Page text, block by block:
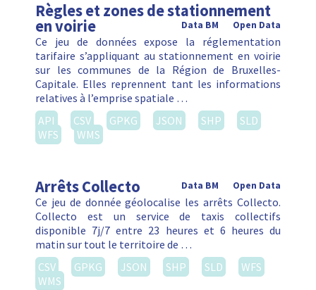
Règles et zones de stationnement
en voirie Open Data
Data BM
Ce jeu de données expose la réglementation
tarifaire s’appliquant au stationnement en voirie
sur les communes de la Région de Bruxelles-
Capitale. Elles reprennent tant les informations
relatives à l’emprise spatiale …
API
CSV GPKG JSON SHP
SLD
WFS
WMS
Arrêts Collecto Open Data
Data BM
Ce jeu de donnée géolocalise les arrêts Collecto.
Collecto est un service de taxis collectifs
disponible 7j/7 entre 23 heures et 6 heures du
matin sur tout le territoire de …
CSV
GPKG JSON SHP SLD
WFS
WMS